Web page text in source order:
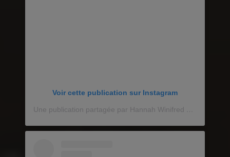
Voir cette publication sur Instagram
Une publication partagée par Hannah Winifred Tittensor �x� (@dirtyyhippie_)